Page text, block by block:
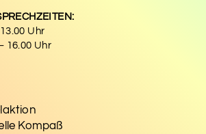
Uhr
16.00 Uhr
Kompaß